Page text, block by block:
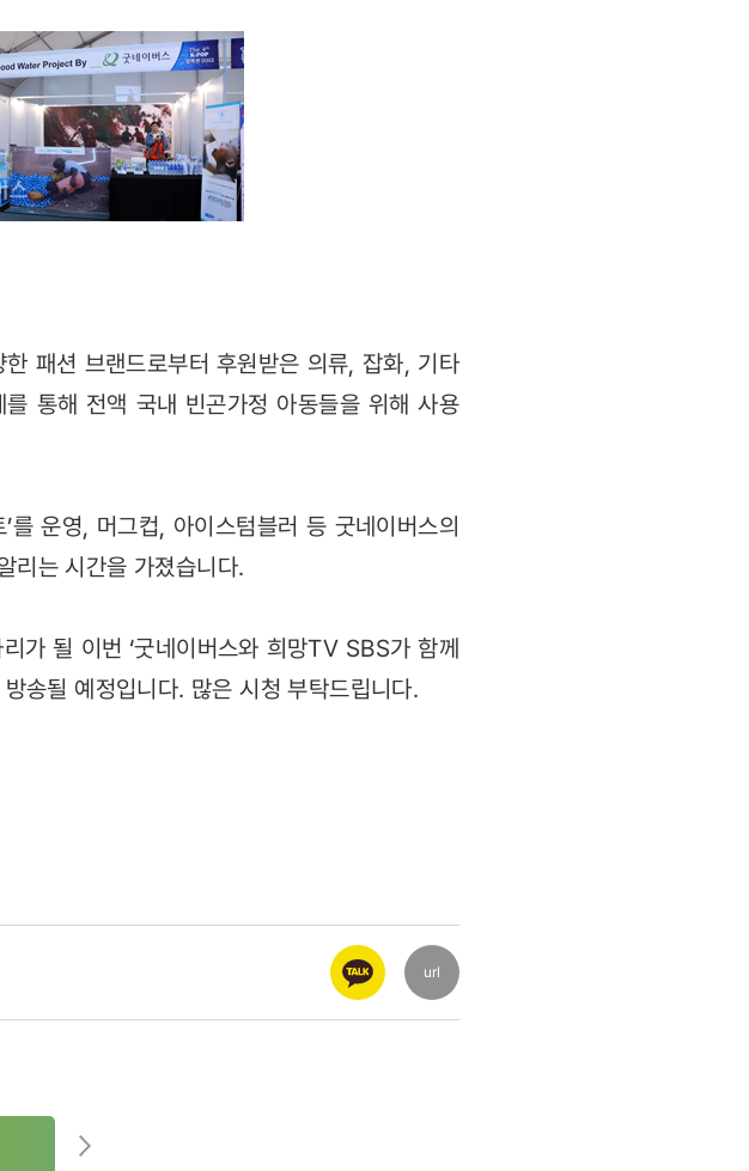
패션 브랜드로부터 후원받은 의류, 잡화, 기타
통해 전액 국내 빈곤가정 아동들을 위해 사용
를 운영, 머그컵, 아이스텀블러 등 굿네이버스의
리는 시간을 가졌습니다.
가 될 이번 ‘굿네이버스와 희망TV SBS가 함께
송될 예정입니다. 많은 시청 부탁드립니다.
url